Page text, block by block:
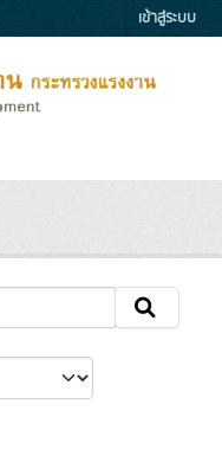
เข้าสู่ระบบ